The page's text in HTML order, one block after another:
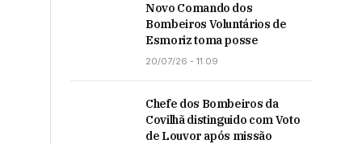
Novo Comando dos
Bombeiros Voluntários de
Esmoriz toma posse
20/07/26 - 11:09
Chefe dos Bombeiros da
Covilhã distinguido com Voto
de Louvor após missão